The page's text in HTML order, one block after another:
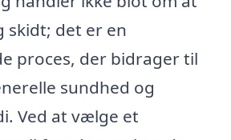
skidt; det er en
proces, der bidrager til
sundhed og
Ved at vælge et